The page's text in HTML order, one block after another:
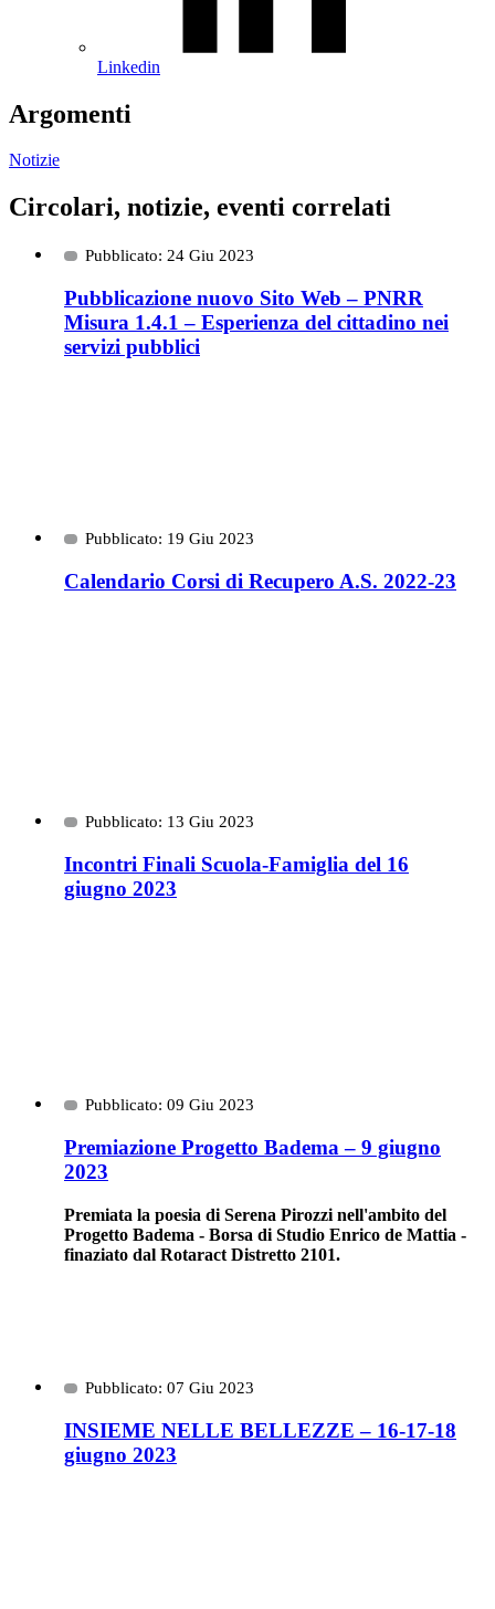
Linkedin
Argomenti
Notizie
Circolari, notizie, eventi correlati
Pubblicato: 24 Giu 2023
Pubblicazione nuovo Sito Web – PNRR
Misura 1.4.1 – Esperienza del cittadino nei
servizi pubblici
Pubblicato: 19 Giu 2023
Calendario Corsi di Recupero A.S. 2022-23
Pubblicato: 13 Giu 2023
Incontri Finali Scuola-Famiglia del 16
giugno 2023
Pubblicato: 09 Giu 2023
Premiazione Progetto Badema – 9 giugno
2023
Premiata la poesia di Serena Pirozzi nell'ambito del
Progetto Badema - Borsa di Studio Enrico de Mattia -
finaziato dal Rotaract Distretto 2101.
Pubblicato: 07 Giu 2023
INSIEME NELLE BELLEZZE – 16-17-18
giugno 2023